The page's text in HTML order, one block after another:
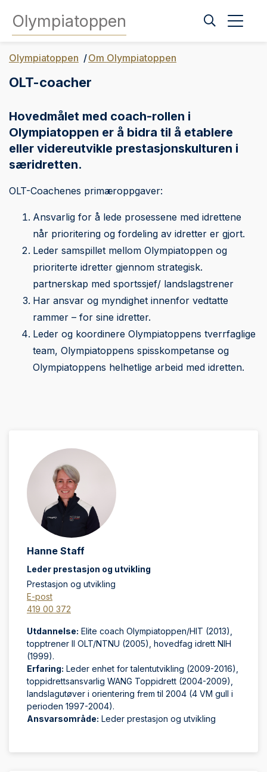
Olympiatoppen
Olympiatoppen Om Olympiatoppen
OLT-coacher
Hovedmålet med coach-rollen i
Olympiatoppen er å bidra til å etablere
eller videreutvikle prestasjonskulturen i
særidretten.
OLT-Coachenes primæroppgaver:
Ansvarlig for å lede prosessene med idrettene
når prioritering og fordeling av idretter er gjort.
Leder samspillet mellom Olympiatoppen og
prioriterte idretter gjennom strategisk.
partnerskap med sportssjef/ landslagstrener
Har ansvar og myndighet innenfor vedtatte
rammer – for sine idretter.
Leder og koordinere Olympiatoppens tverrfaglige
team, Olympiatoppens spisskompetanse og
Olympiatoppens helhetlige arbeid med idretten.
Hanne Staff
Leder prestasjon og utvikling
Prestasjon og utvikling
E-post
419 00 372
Utdannelse: Elite coach Olympiatoppen/HIT (2013),
topptrener II OLT/NTNU (2005), hovedfag idrett NIH
(1999).
Erfaring: Leder enhet for talentutvikling (2009-2016),
toppidrettsansvarlig WANG Toppidrett (2004-2009),
landslagutøver i orientering frem til 2004 (4 VM gull i
perioden 1997-2004).
Ansvarsområde: Leder prestasjon og utvikling